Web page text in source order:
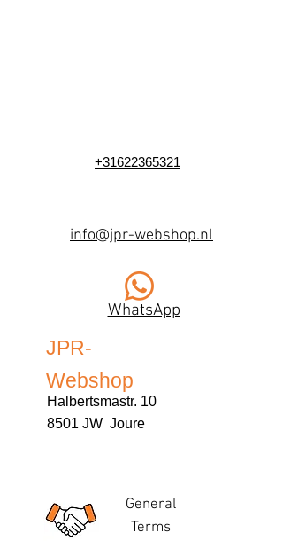
+31622365321
info@jpr-webshop.nl
WhatsApp
JPR-
Webshop
Halbertsmastr. 10
8501 JW Joure
General
Terms